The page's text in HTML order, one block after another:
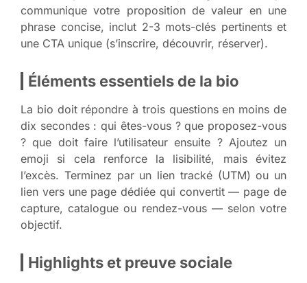
communique votre proposition de valeur en une
phrase concise, inclut 2-3 mots-clés pertinents et
une CTA unique (s’inscrire, découvrir, réserver).
Éléments essentiels de la bio
La bio doit répondre à trois questions en moins de
dix secondes : qui êtes-vous ? que proposez-vous
? que doit faire l’utilisateur ensuite ? Ajoutez un
emoji si cela renforce la lisibilité, mais évitez
l’excès. Terminez par un lien tracké (UTM) ou un
lien vers une page dédiée qui convertit — page de
capture, catalogue ou rendez-vous — selon votre
objectif.
Highlights et preuve sociale